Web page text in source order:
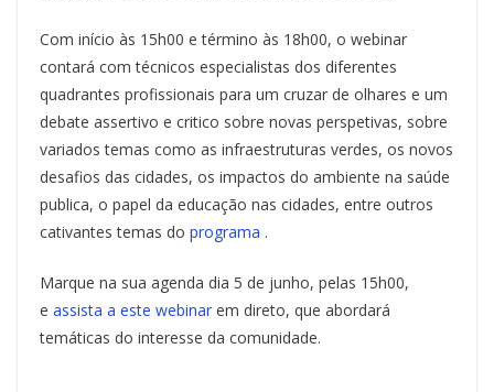
Com início às 15h00 e término às 18h00, o webinar
contará com técnicos especialistas dos diferentes
quadrantes profissionais para um cruzar de olhares e um
debate assertivo e critico sobre novas perspetivas, sobre
variados temas como as infraestruturas verdes, os novos
desafios das cidades, os impactos do ambiente na saúde
publica, o papel da educação nas cidades, entre outros
cativantes temas do programa .
Marque na sua agenda dia 5 de junho, pelas 15h00,
e assista a este webinar em direto, que abordará
temáticas do interesse da comunidade.